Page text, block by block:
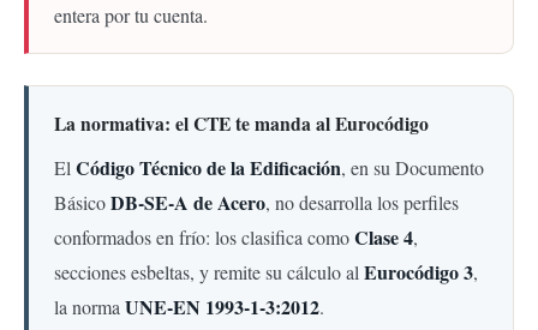
entera por tu cuenta.
La normativa: el CTE te manda al Eurocódigo
El Código Técnico de la Edificación, en su Documento
BásicoDB-SE-A de Acero, no desarrolla los perfiles
conformados en frío: los clasifica comoClase 4,
secciones esbeltas, y remite su cálculo al Eurocódigo 3,
la norma UNE-EN 1993-1-3:2012.